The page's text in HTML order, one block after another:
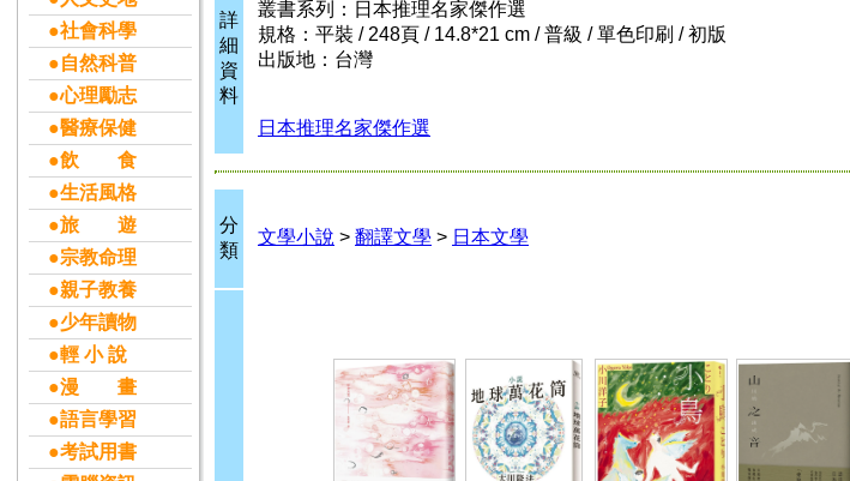
●社會科學
●自然科普
●心理勵志
●醫療保健
●飲 食
●生活風格
●旅 遊
●宗教命理
●親子教養
●少年讀物
●輕 小 說
●漫 畫
●語言學習
●考試用書
詳
細
資
料
叢書系列：日本推理名家傑作選
規格：平裝 / 248頁 / 14.8*21 cm / 普級 / 單色印刷 / 初版
出版地：台灣
日本推理名家傑作選
分
類
文學小說 > 翻譯文學 > 日本文學